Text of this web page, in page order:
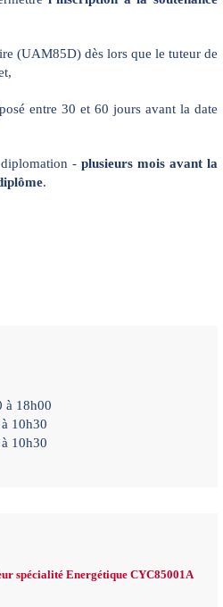
(UAM85D) dès lors que le tuteur de
entre 30 et 60 jours avant la date
- plusieurs mois avant la
.
à 18h00
10h30
10h30
spécialité Energétique CYC85001A